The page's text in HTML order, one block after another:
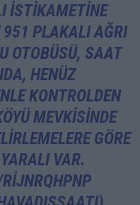
ISTIKAMETINE
PLAKALI AĞRI
OTOBÜSÜ, SAAT
HENÜZ
KONTROLDEN
MEVKISINDE
GÖRE
VAR.